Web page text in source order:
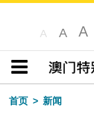
A A A
目录
首页
新闻